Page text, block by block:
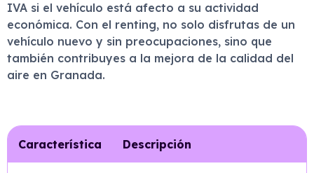
IVA si el vehículo está afecto a su actividad
económica. Con el renting, no solo disfrutas de un
vehículo nuevo y sin preocupaciones, sino que
también contribuyes a la mejora de la calidad del
aire en Granada.
Característica Descripción